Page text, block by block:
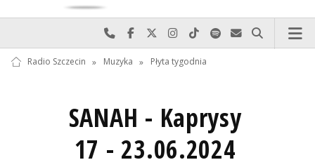
Najlepiej po prostu do nas zadzwoń
Odwiedź nas na Facebook-u
Odwiedź nas na X
Odwiedź nas na Instagram-ie
Odwiedź nas na TikTok-u
Szukaj nas na Spotify
Wyślij do nas
Szukaj
Radio Szczecin » Muzyka » Płyta tygodnia
SANAH - Kaprysy
17 - 23.06.2024